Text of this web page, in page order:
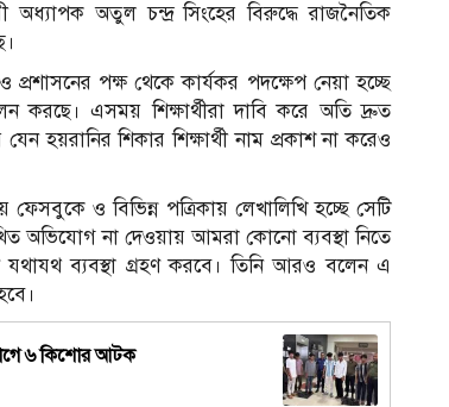
অধ্যাপক অতুল চন্দ্র সিংহের বিরুদ্ধে রাজনৈতিক
পক্ষ থেকে কার্যকর পদক্ষেপ নেয়া হচ্ছে
করছে। এসময় শিক্ষার্থীরা দাবি করে অতি দ্রুত
হয়রানির শিকার শিক্ষার্থী নাম প্রকাশ না করেও
ও বিভিন্ন পত্রিকায় লেখালিখি হচ্ছে সেটি
অভিযোগ না দেওয়ায় আমরা কোনো ব্যবস্থা নিতে
যথাযথ ব্যবস্থা গ্রহণ করবে। তিনি আরও বলেন এ
৬ কিশোর আটক